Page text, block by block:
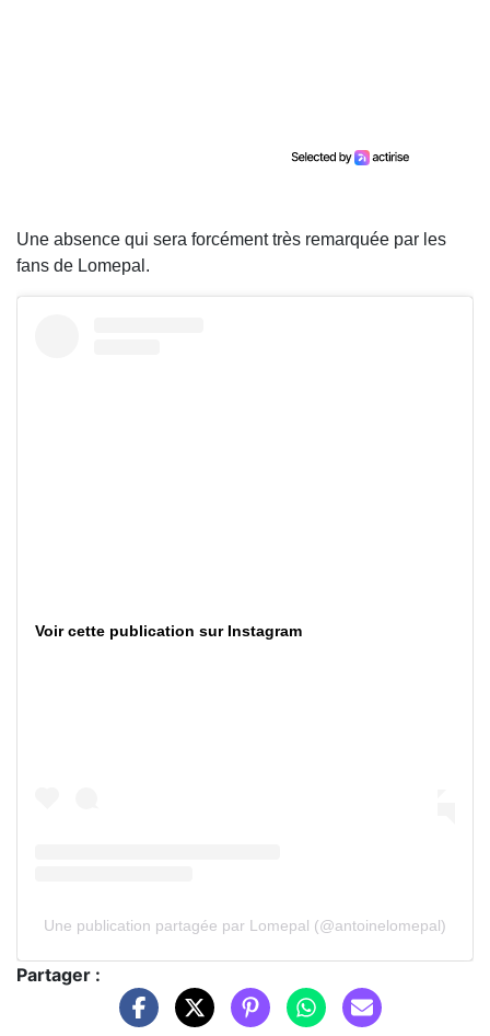
Une absence qui sera forcément très remarquée par les
fans de Lomepal.
Voir cette publication sur Instagram
Une publication partagée par Lomepal (@antoinelomepal)
Partager :